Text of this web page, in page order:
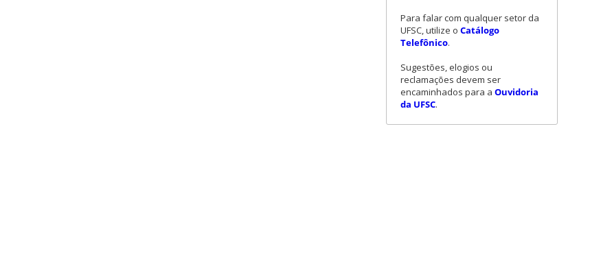
Para falar com qualquer setor da
UFSC, utilize o Catálogo
Telefônico.
Sugestões, elogios ou
reclamações devem ser
encaminhados para a Ouvidoria
da UFSC.